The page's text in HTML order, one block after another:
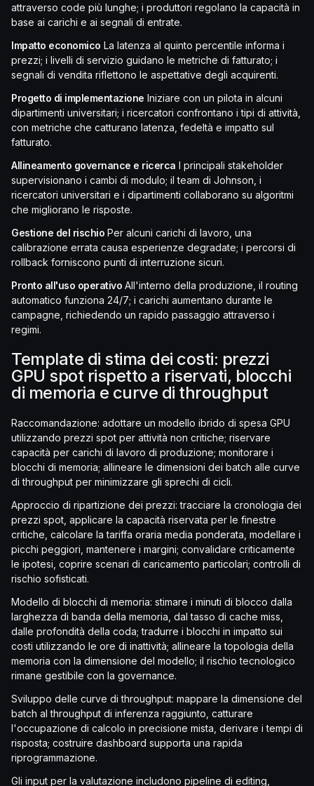
attraverso code più lunghe; i produttori regolano la capacità in
base ai carichi e ai segnali di entrate.
Impatto economico La latenza al quinto percentile informa i
prezzi; i livelli di servizio guidano le metriche di fatturato; i
segnali di vendita riflettono le aspettative degli acquirenti.
Progetto di implementazione Iniziare con un pilota in alcuni
dipartimenti universitari; i ricercatori confrontano i tipi di attività,
con metriche che catturano latenza, fedeltà e impatto sul
fatturato.
Allineamento governance e ricerca I principali stakeholder
supervisionano i cambi di modulo; il team di Johnson, i
ricercatori universitari e i dipartimenti collaborano su algoritmi
che migliorano le risposte.
Gestione del rischio Per alcuni carichi di lavoro, una
calibrazione errata causa esperienze degradate; i percorsi di
rollback forniscono punti di interruzione sicuri.
Pronto all'uso operativo All'interno della produzione, il routing
automatico funziona 24/7; i carichi aumentano durante le
campagne, richiedendo un rapido passaggio attraverso i
regimi.
Template di stima dei costi: prezzi
GPU spot rispetto a riservati, blocchi
di memoria e curve di throughput
Raccomandazione: adottare un modello ibrido di spesa GPU
utilizzando prezzi spot per attività non critiche; riservare
capacità per carichi di lavoro di produzione; monitorare i
blocchi di memoria; allineare le dimensioni dei batch alle curve
di throughput per minimizzare gli sprechi di cicli.
Approccio di ripartizione dei prezzi: tracciare la cronologia dei
prezzi spot, applicare la capacità riservata per le finestre
critiche, calcolare la tariffa oraria media ponderata, modellare i
picchi peggiori, mantenere i margini; convalidare criticamente
le ipotesi, coprire scenari di caricamento particolari; controlli di
rischio sofisticati.
Modello di blocchi di memoria: stimare i minuti di blocco dalla
larghezza di banda della memoria, dal tasso di cache miss,
dalle profondità della coda; tradurre i blocchi in impatto sui
costi utilizzando le ore di inattività; allineare la topologia della
memoria con la dimensione del modello; il rischio tecnologico
rimane gestibile con la governance.
Sviluppo delle curve di throughput: mappare la dimensione del
batch al throughput di inferenza raggiunto, catturare
l'occupazione di calcolo in precisione mista, derivare i tempi di
risposta; costruire dashboard supporta una rapida
riprogrammazione.
Gli input per la valutazione includono pipeline di editing,